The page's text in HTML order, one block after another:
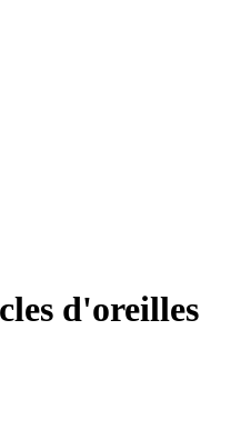
d'oreilles